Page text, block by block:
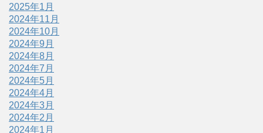
2025年1月
2024年11月
2024年10月
2024年9月
2024年8月
2024年7月
2024年5月
2024年4月
2024年3月
2024年2月
2024年1月